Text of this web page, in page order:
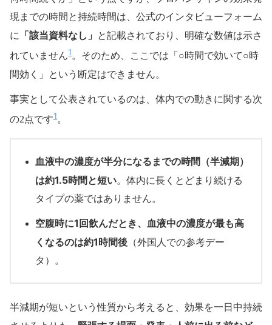
現までの時間と持続時間は、公式のインタビューフォーム
に
「該当資料なし」
と記載されており、明確な数値は示さ
れていません1。そのため、ここでは「○時間で効いて○時
間効く」という断定はできません。
事実として公表されているのは、体内での動きに関する次
の2点です1。
血液中の濃度が半分になるまでの時間（半減期）
は約1.5時間と短い。体内に長くとどまり続ける
タイプの薬ではありません。
空腹時に1回飲んだとき、血液中の濃度が最も高
くなるのは約1時間後 （外国人での参考デー
タ）。
半減期が短いという性質から考えると、効果を一日中持続